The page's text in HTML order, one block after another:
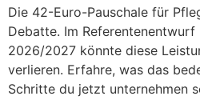
Die 42-Euro-Pauschale für
Debatte. Im
2026/2027 könnte diese
verlieren. Erfahre, was das
Schritte du jetzt unternehmen